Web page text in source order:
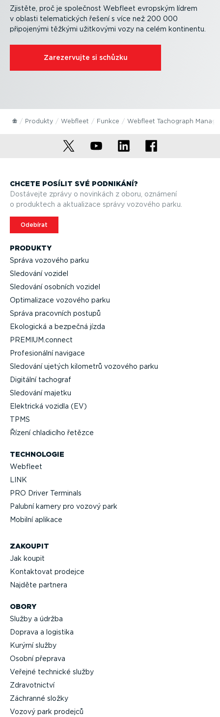
Zjistěte, proč je společnost Webfleet evropským lídrem
v oblasti telema­tických řešení s více než 200 000
připojenými těžkými užitkovými vozy na celém kontinentu.
Zarezer­vujte si schůzku
Produkty Webfleet Funkce Webfleet Tachograph
PRODUKTY
Správa vozového parku
Sledování vozidel
Sledování osobních vozidel
Optima­lizace vozového parku
Správa pracovních postupů
Ekologická a bezpečná jízda
PREMIUM.connect
Profe­si­o­nální navigace
Sledování ujetých kilometrů vozového parku
Digitální tachograf
Sledování majetku
Elektrická vozidla (EV)
TPMS
Řízení chladicího řetězce
TECHNOLOGIE
Webfleet
LINK
PRO Driver Terminals
Palubní kamery pro vozový park
Mobilní aplikace
ZAKOUPIT
Jak koupit
Kontaktovat prodejce
Najděte partnera
OBORY
Služby a údržba
Doprava a logistika
Kurýrní služby
Osobní přeprava
Veřejné technické služby
Zdravot­nictví
Záchranné složky
Vozový park prodejců
CHCETE POSÍLIT SVÉ PODNIKÁNÍ?
Dostávejte zprávy o novinkách z oboru, oznámení
o produktech a aktualizace správy vozového parku.
Odebírat